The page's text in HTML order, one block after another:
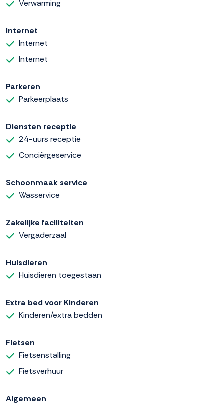
Verwarming
Internet
Internet
Internet
Parkeren
Parkeerplaats
Diensten receptie
24-uurs receptie
Conciërgeservice
Schoonmaak service
Wasservice
Zakelijke faciliteiten
Vergaderzaal
Huisdieren
Huisdieren toegestaan
Extra bed voor Kinderen
Kinderen/extra bedden
Fietsen
Fietsenstalling
Fietsverhuur
Algemeen